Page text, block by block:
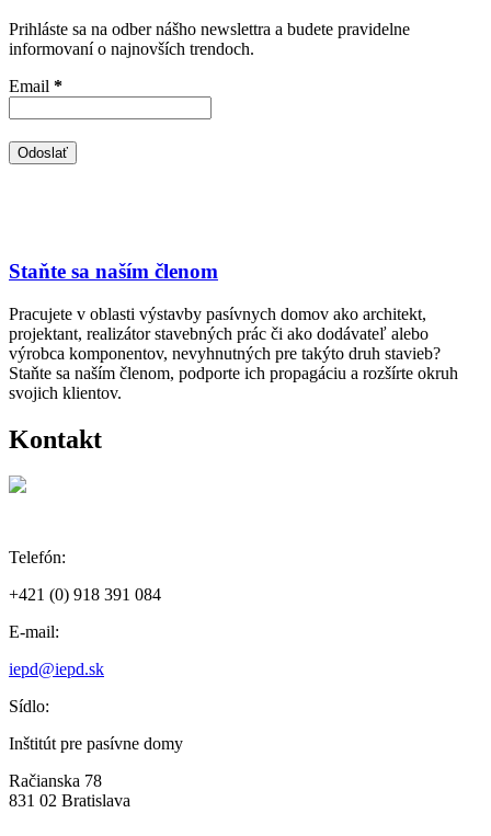
Prihláste sa na odber nášho newslettra a budete pravidelne
informovaní o najnovších trendoch.
Email *
Staňte sa naším členom
Pracujete v oblasti výstavby pasívnych domov ako architekt,
projektant, realizátor stavebných prác či ako dodávateľ alebo
výrobca komponentov, nevyhnutných pre takýto druh stavieb?
Staňte sa naším členom, podporte ich propagáciu a rozšírte okruh
svojich klientov.
Kontakt
Telefón:
+421 (0) 918 391 084
E-mail:
iepd@iepd.sk
Sídlo:
Inštitút pre pasívne domy
Račianska 78
831 02 Bratislava